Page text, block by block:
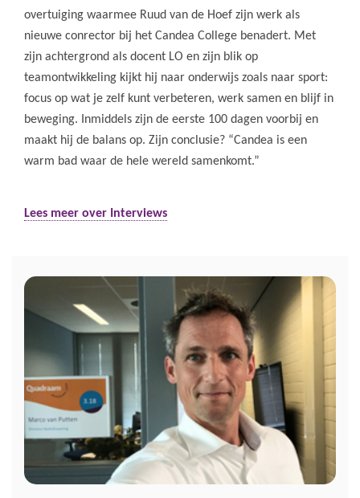
overtuiging waarmee Ruud van de Hoef zijn werk als
nieuwe conrector bij het Candea College benadert. Met
zijn achtergrond als docent LO en zijn blik op
teamontwikkeling kijkt hij naar onderwijs zoals naar sport:
focus op wat je zelf kunt verbeteren, werk samen en blijf in
beweging. Inmiddels zijn de eerste 100 dagen voorbij en
maakt hij de balans op. Zijn conclusie? “Candea is een
warm bad waar de hele wereld samenkomt.”
Lees meer over Interviews